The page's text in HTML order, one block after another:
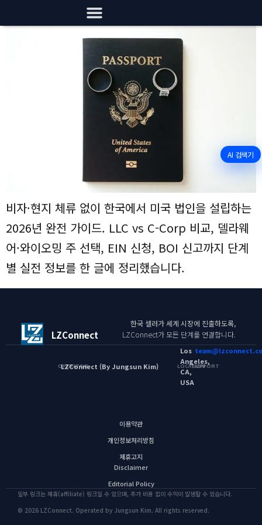
비자·현지 체류 없이 한국에서 미국 법인을 설립하는
2026년 완전 가이드. LLC vs C-Corp 비교, 델라웨
어·와이오밍 주 선택, EIN 신청, BOI 신고까지 단계
별 실전 정보를 한 글에 정리했습니다.
LZConnect
한국 셀러가 세계 시장에 진출하도록,
LZConnect가 모든 단계를 연결합니다.
OPERATOR
LZConnect (By Jungsun Kim) LOCATION
Los
Angeles,
CA,
USA
SUPPORT
이용약관
개인정보처리방침
제휴고지
Disclaimer
Editorial Policy
일부 링크는 제휴(affiliate) 링크일 수 있으며, 추가 비용 없이 수익이 발생할 수 있습니다.
© 2026 LZConnect. Operated by Jungsun Kim. All rights reserved.
AI 검색기